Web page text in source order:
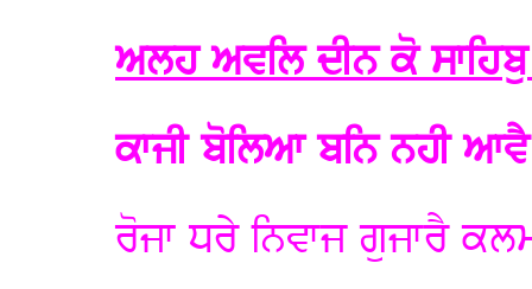
ਅਲਹ ਅਵਲਿ ਦੀਨ ਕੋ
ਕਾਜੀ ਬੋਲਿਆ ਬਨਿ ਨਹੀ
ਰੋਜਾ ਧਰੇ ਨਿਵਾਜ ਗੁਜਾਰੈ